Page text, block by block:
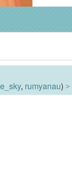
, rumyanau)